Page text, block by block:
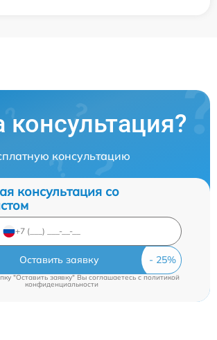
консультацию
консультация со
Оставить заявку
"Оставить заявку" Вы соглашаетесь cполитикой
конфиденциальности